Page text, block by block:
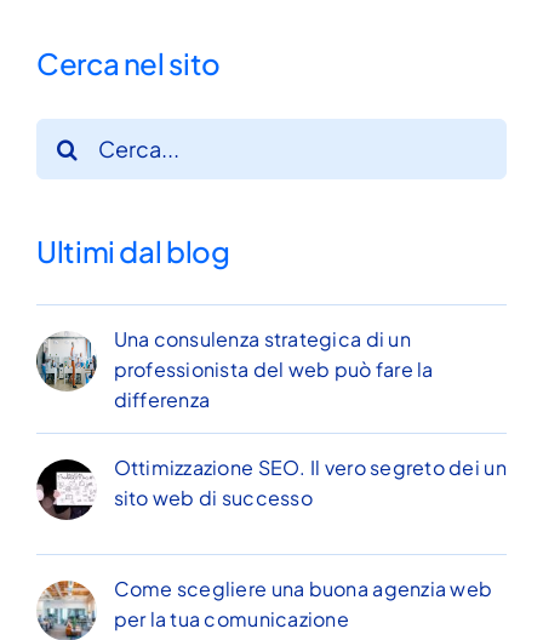
Cerca nel sito
Cerca
per:
Ultimi dal blog
Una consulenza strategica di un
professionista del web può fare la
differenza
Ottimizzazione SEO. Il vero segreto dei un
sito web di successo
Come scegliere una buona agenzia web
per la tua comunicazione